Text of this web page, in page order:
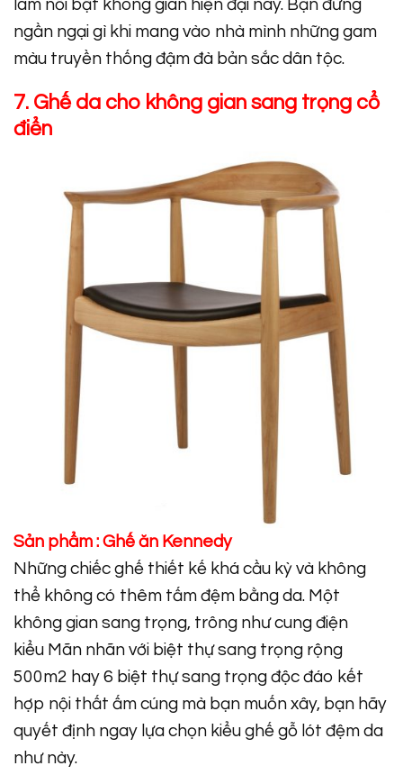
làm nổi bật không gian hiện đại này. Bạn đừng
ngần ngại gì khi mang vào nhà mình những gam
màu truyền thống đậm đà bản sắc dân tộc.
7. Ghế da cho không gian sang trọng cổ
điển
Sản phẩm : Ghế ăn Kennedy
Những chiếc ghế thiết kế khá cầu kỳ và không
thể không có thêm tấm đệm bằng da. Một
không gian sang trọng, trông như cung điện
kiểu Mãn nhãn với biệt thự sang trọng rộng
500m2 hay 6 biệt thự sang trọng độc đáo kết
hợp nội thất ấm cúng mà bạn muốn xây, bạn hãy
quyết định ngay lựa chọn kiểu ghế gỗ lót đệm da
như này.